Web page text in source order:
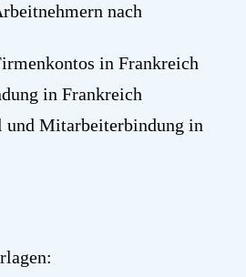
nach
in Frankreich
in Frankreich
und Mitarbeiterbindung in